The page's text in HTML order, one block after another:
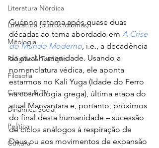
Literatura Nórdica
Literatura (outros idiomas)
Mitologia
Religião & Tradição
Filosofia
Cinema & TV
Dinâmica Social
Política
Cultura
Guénon retoma após quase duas
décadas ao tema abordado em A Crise
do Mundo Moderno, i.e., a decadência
da atual humanidade. Usando a
nomenclatura védica, ele aponta
estarmos no Kali Yuga (Idade do Ferro
na cosmologia grega), última etapa do
atual Manvantara e, portanto, próximos
do final desta humanidade – sucessão
de ciclos análogos à respiração de
Deus ou aos movimentos de expansão